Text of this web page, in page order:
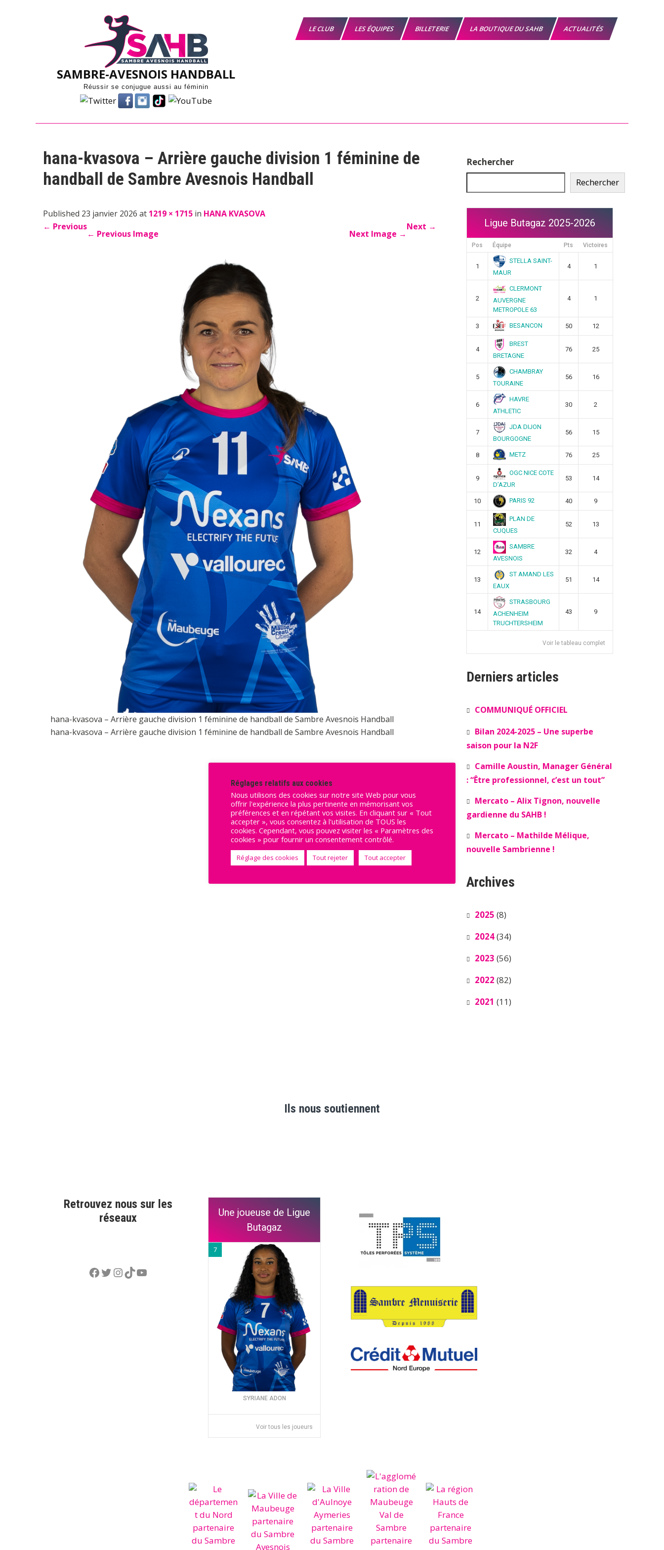
SAMBRE-AVESNOIS HANDBALL
Réussir se conjugue aussi au féminin
LE CLUB LES ÉQUIPES BILLETERIE LA BOUTIQUE DU SAHB ACTUALITÉS
hana-kvasova – Arrière gauche division 1 féminine de
handball de Sambre Avesnois Handball
Published 23 janvier 2026 at 1219 × 1715 in HANA KVASOVA
← Previous Next →
← Previous Image Next Image →
hana-kvasova – Arrière gauche division 1 féminine de handball de Sambre Avesnois Handball
hana-kvasova – Arrière gauche division 1 féminine de handball de Sambre Avesnois Handball
Rechercher
Rechercher
Ligue Butagaz 2025-2026
Pos Équipe Pts Victoires
1
STELLA SAINT-
MAUR
4 1
2
CLERMONT
AUVERGNE
METROPOLE 63
4 1
3 BESANCON 50 12
4
BREST
BRETAGNE
76 25
5
CHAMBRAY
TOURAINE
56 16
6
HAVRE
ATHLETIC
30 2
7
JDA DIJON
BOURGOGNE
56 15
8 METZ 76 25
9
OGC NICE COTE
D’AZUR
53 14
10 PARIS 92 40 9
11
PLAN DE
CUQUES
52 13
12
SAMBRE
AVESNOIS
32 4
13
ST AMAND LES
EAUX
51 14
14
STRASBOURG
ACHENHEIM
TRUCHTERSHEIM
43 9
Voir le tableau complet
Derniers articles
COMMUNIQUÉ OFFICIEL
Bilan 2024-2025 – Une superbe
saison pour la N2F
Camille Aoustin, Manager Général
: “Être professionnel, c’est un tout”
Mercato – Alix Tignon, nouvelle
gardienne du SAHB !
Mercato – Mathilde Mélique,
nouvelle Sambrienne !
Archives
2025 (8)
2024(34)
2023 (56)
2022 (82)
2021 (11)
Ils nous soutiennent
Retrouvez nous sur les
réseaux
Facebook
Twitter
Instagram
TikTok
YouTube
Une joueuse de Ligue
Butagaz
7
SYRIANE ADON
Voir tous les joueurs
Réglages relatifs aux cookies
Nous utilisons des cookies sur notre site Web pour vous
offrir l'expérience la plus pertinente en mémorisant vos
préférences et en répétant vos visites. En cliquant sur « Tout
accepter », vous consentez à l'utilisation de TOUS les
cookies. Cependant, vous pouvez visiter les « Paramètres des
cookies » pour fournir un consentement contrôlé.
Réglage des cookies Tout rejeter Tout accepter